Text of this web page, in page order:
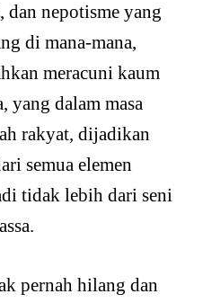
nepotisme yang
di mana-mana,
meracuni kaum
yang dalam masa
rakyat, dijadikan
semua elemen
tidak lebih dari seni
pernah hilang dan